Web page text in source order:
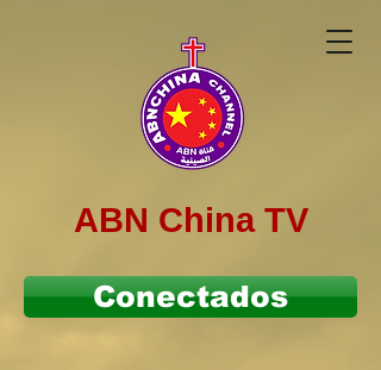
ABN China TV
Conectados